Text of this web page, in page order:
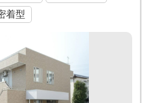
着型